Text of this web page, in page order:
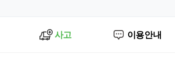
사고 이용안내